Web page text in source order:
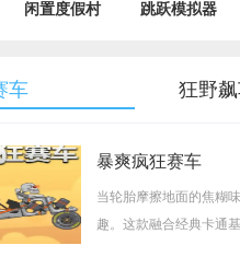
闲置度假村
跳跃模拟器
车 狂野
暴爽疯狂赛车
当轮胎摩擦地面的焦糊
趣。这款融合经典卡通